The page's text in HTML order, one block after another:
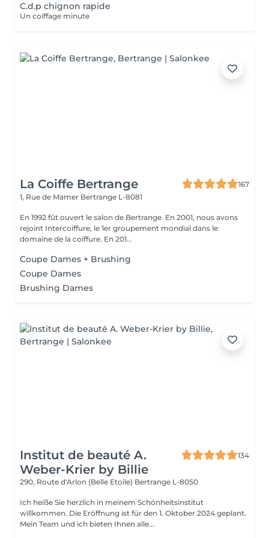
C.d.p chignon rapide
Un coiffage minute
La Coiffe Bertrange
167
1, Rue de Mamer Bertrange L-8081
En 1992 fût ouvert le salon de Bertrange. En 2001, nous avons
rejoint Intercoiffure, le 1er groupement mondial dans le
domaine de la coiffure. En 201...
Coupe Dames + Brushing
Coupe Dames
Brushing Dames
Institut de beauté A.
Weber-Krier by Billie
134
290, Route d'Arlon (Belle Etoile) Bertrange L-8050
Ich heiße Sie herzlich in meinem Schönheitsinstitut
willkommen. Die Eröffnung ist für den 1. Oktober 2024 geplant.
Mein Team und ich bieten Ihnen alle...